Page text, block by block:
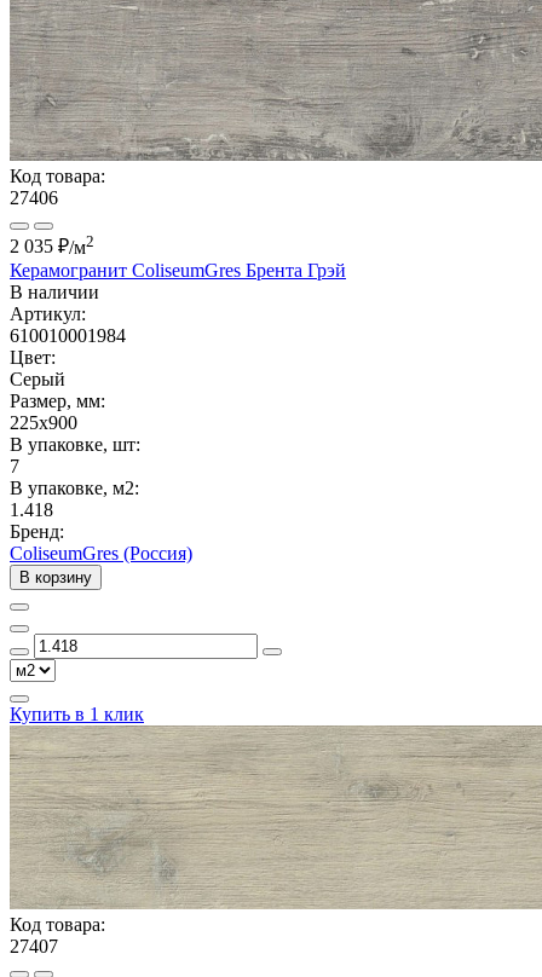
Код товара:
27406
2 035 ₽/м2
Керамогранит ColiseumGres Брента Грэй
В наличии
Артикул:
610010001984
Цвет:
Серый
Размер, мм:
225x900
В упаковке, шт:
7
В упаковке, м2:
1.418
Бренд:
ColiseumGres (Россия)
В корзину
Купить в 1 клик
Код товара:
27407